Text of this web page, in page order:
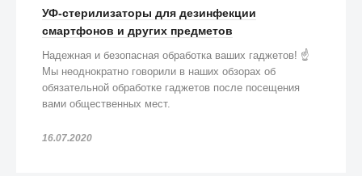
УФ-стерилизаторы для дезинфекции
смартфонов и других предметов
Надежная и безопасная обработка ваших гаджетов! ☝️
Мы неоднократно говорили в наших обзорах об
обязательной обработке гаджетов после посещения
вами общественных мест.
16.07.2020